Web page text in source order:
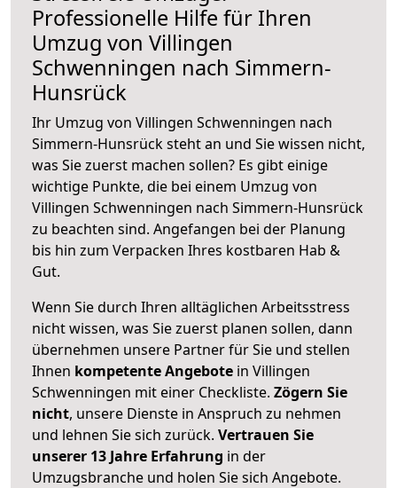
Professionelle Hilfe für Ihren
Umzug von Villingen
Schwenningen nach Simmern-
Hunsrück
Ihr Umzug von Villingen Schwenningen nach
Simmern-Hunsrück steht an und Sie wissen nicht,
was Sie zuerst machen sollen? Es gibt einige
wichtige Punkte, die bei einem Umzug von
Villingen Schwenningen nach Simmern-Hunsrück
zu beachten sind. Angefangen bei der Planung
bis hin zum Verpacken Ihres kostbaren Hab &
Gut.
Wenn Sie durch Ihren alltäglichen Arbeitsstress
nicht wissen, was Sie zuerst planen sollen, dann
übernehmen unsere Partner für Sie und stellen
Ihnen kompetente Angebote in Villingen
Schwenningen mit einer Checkliste. Zögern Sie
nicht, unsere Dienste in Anspruch zu nehmen
und lehnen Sie sich zurück. Vertrauen Sie
unserer 13 Jahre Erfahrung in der
Umzugsbranche und holen Sie sich Angebote.